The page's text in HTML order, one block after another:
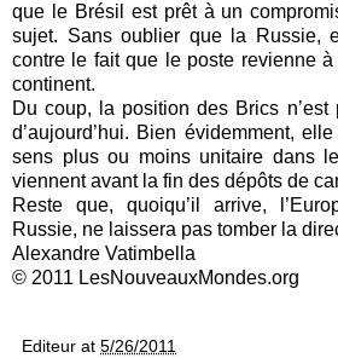
que le Brésil est prêt à un
sujet. Sans oublier que la Russie,
contre le fait que le poste revienne
continent.
Du coup, la position des Brics
d’aujourd’hui. Bien évidemment,
sens plus ou moins unitaire dans
viennent avant la fin des dépôts de
Reste que, quoiqu’il arrive,
Russie, ne laissera pas tomber la
Alexandre Vatimbella
© 2011 LesNouveauxMondes.org
Editeur at 5/26/2011